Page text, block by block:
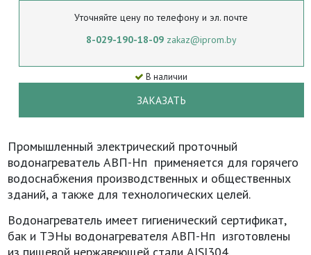
Уточняйте цену по телефону и эл. почте
8-029-190-18-09 zakaz@iprom.by
В наличии
ЗАКАЗАТЬ
Промышленный электрический проточный
водонагреватель АВП-Нп применяется для горячего
водоснабжения производственных и общественных
зданий, а также для технологических целей.
Водонагреватель имеет гигиенический сертификат,
бак и ТЭНы водонагревателя АВП-Нп изготовлены